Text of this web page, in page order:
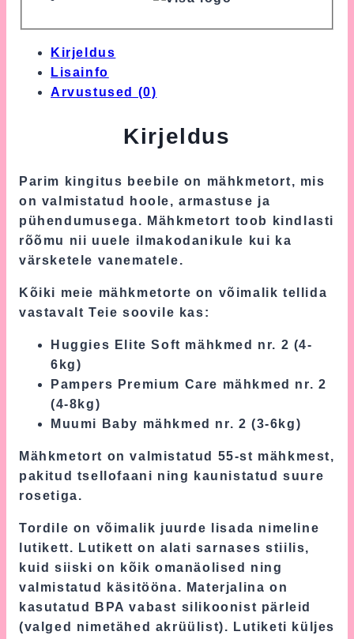
Kirjeldus
Lisainfo
Arvustused (0)
Kirjeldus
Parim kingitus beebile on mähkmetort, mis
on valmistatud hoole, armastuse ja
pühendumusega. Mähkmetort toob kindlasti
rõõmu nii uuele ilmakodanikule kui ka
värsketele vanematele.
Kõiki meie mähkmetorte on võimalik tellida
vastavalt Teie soovile kas:
Huggies Elite Soft mähkmed nr. 2 (4-
6kg)
Pampers Premium Care mähkmed nr. 2
(4-8kg)
Muumi Baby mähkmed nr. 2 (3-6kg)
Mähkmetort on valmistatud 55-st mähkmest,
pakitud tsellofaani ning kaunistatud suure
rosetiga.
Tordile on võimalik juurde lisada nimeline
lutikett. Lutikett on alati sarnases stiilis,
kuid siiski on kõik omanäolised ning
valmistatud käsitööna. Materjalina on
kasutatud BPA vabast silikoonist pärleid
(valged nimetähed akrüülist). Lutiketi küljes